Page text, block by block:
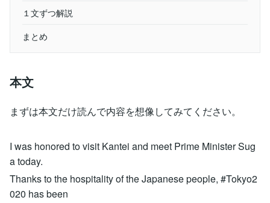
１文ずつ解説
まとめ
本文
まずは本文だけ読んで内容を想像してみてください。
I was honored to visit Kantei and meet Prime Minister Sug
a today.
Thanks to the hospitality of the Japanese people, #Tokyo2
020 has been